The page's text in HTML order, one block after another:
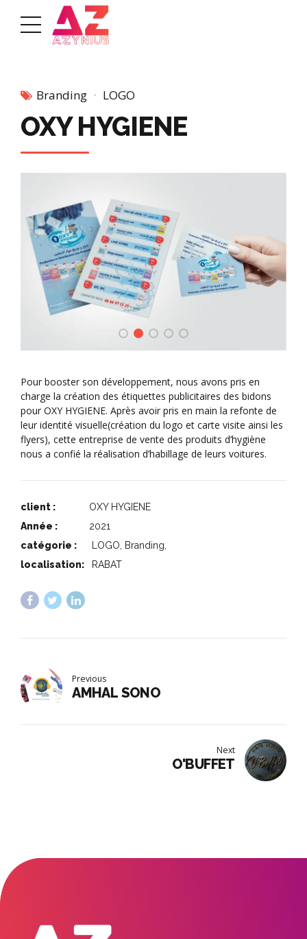
Branding LOGO
OXY HYGIENE
Pour booster son développement, nous avons pris en
charge la création des étiquettes publicitaires des bidons
pour OXY HYGIENE. Après avoir pris en main la refonte de
leur identité visuelle(création du logo et carte visite ainsi les
flyers), cette entreprise de vente des produits d’hygiène
nous a confié la réalisation d’habillage de leurs voitures.
client :
OXY HYGIENE
Année :
2021
catégorie :
LOGO, Branding,
localisation:
RABAT
Previous
AMHAL SONO
Next
O'BUFFET